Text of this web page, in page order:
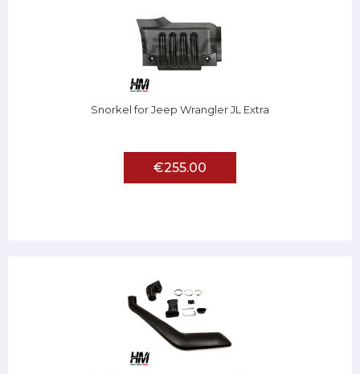
Snorkel for Jeep Wrangler JL Extra
€255.00